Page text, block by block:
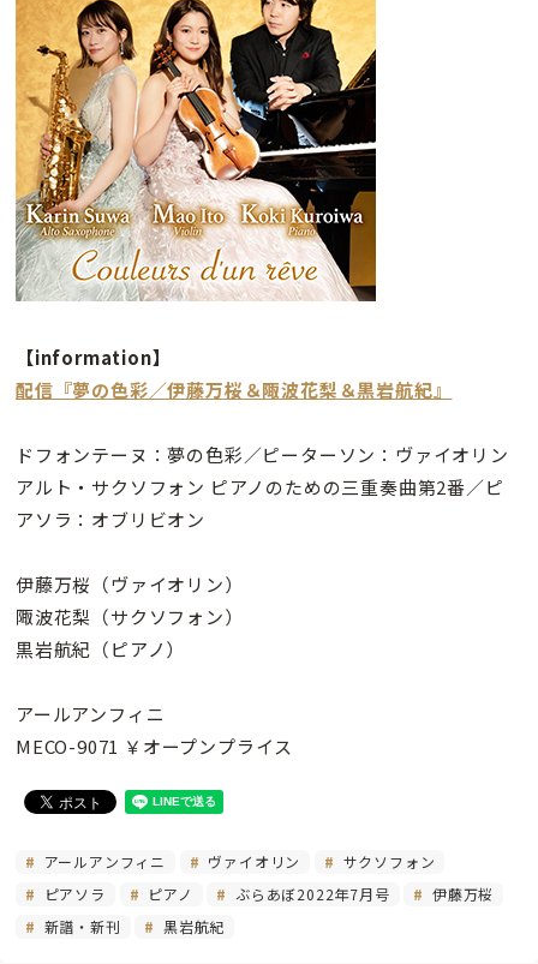
【information】
配信『夢の色彩／伊藤万桜＆陬波花梨＆黒岩航紀』
ドフォンテーヌ：夢の色彩／ピーターソン：ヴァイオリン
アルト・サクソフォン ピアノのための三重奏曲第2番／ピ
アソラ：オブリビオン
伊藤万桜（ヴァイオリン）
陬波花梨（サクソフォン）
黒岩航紀（ピアノ）
アールアンフィニ
MECO-9071 ￥オープンプライス
アールアンフィニ ヴァイオリン
サクソフォン
ピアソラ
ピアノ ぶらあぼ2022年7月号
伊藤万桜
新譜・新刊
黒岩航紀